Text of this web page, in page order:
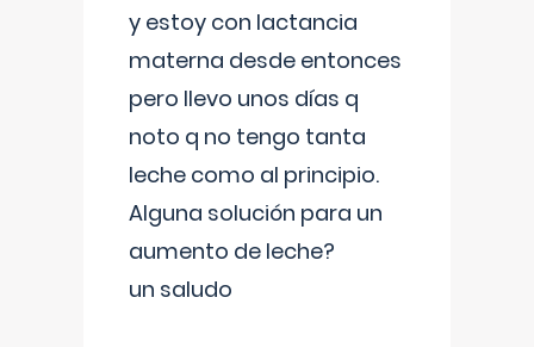
y estoy con lactancia
materna desde entonces
pero llevo unos días q
noto q no tengo tanta
leche como al principio.
Alguna solución para un
aumento de leche?
un saludo